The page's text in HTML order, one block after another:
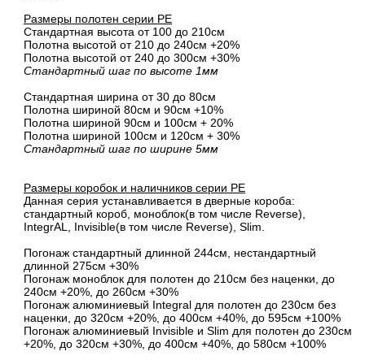
Размеры полотен серии PE
Стандартная высота от 100 до 210см
Полотна высотой от 210 до 240см +20%
Полотна высотой от 240 до 300см +30%
Стандартный шаг по высоте 1мм
Стандартная ширина от 30 до 80см
Полотна шириной 80cм и 90cм +10%
Полотна шириной 90см и 100см + 20%
Полотна шириной 100см и 120см + 30%
Стандартный шаг по ширине 5мм
Размеры коробок и наличников серии PE
Данная серия устанавливается в дверные короба:
стандартный короб, моноблок(в том числе Reverse),
IntegrAL, Invisible(в том числе Reverse), Slim.
Погонаж стандартный длинной 244см, нестандартный
длинной 275см +30%
Погонаж моноблок для полотен до 210см без наценки, до
240см +20%, до 260см +30%
Погонаж алюминиевый Integral для полотен до 230см без
наценки, до 320см +20%, до 400см +40%, до 595см +100%
Погонаж алюминиевый Invisible и Slim для полотен до 230см
+20%, до 320см +30%, до 400см +40%, до 580см +100%